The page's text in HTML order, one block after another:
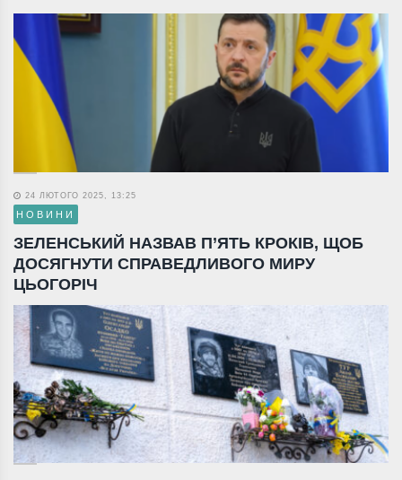
24 ЛЮТОГО 2025, 13:25
НОВИНИ
ЗЕЛЕНСЬКИЙ НАЗВАВ П’ЯТЬ КРОКІВ, ЩОБ
ДОСЯГНУТИ СПРАВЕДЛИВОГО МИРУ
ЦЬОГОРІЧ